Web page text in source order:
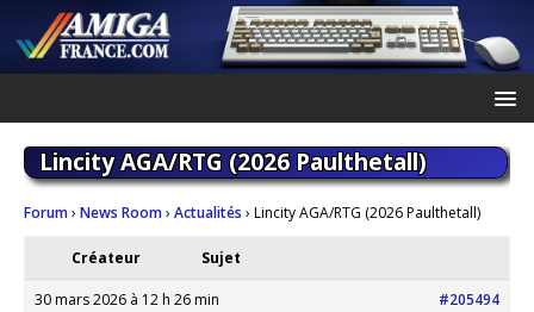
Lincity AGA/RTG (2026 Paulthetall)
Forum› News Room› Actualités › Lincity AGA/RTG (2026 Paulthetall)
Créateur Sujet
30 mars 2026 à 12 h 26 min #205494